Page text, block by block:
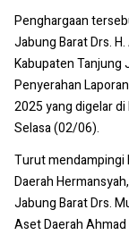
Penghargaan
Jabung Barat Drs.
Kabupaten Tanjung
Penyerahan
2025 yang digelar di
Selasa (02/06).
Turut mendampingi
Daerah
Jabung Barat Drs.
Aset Daerah Ahmad